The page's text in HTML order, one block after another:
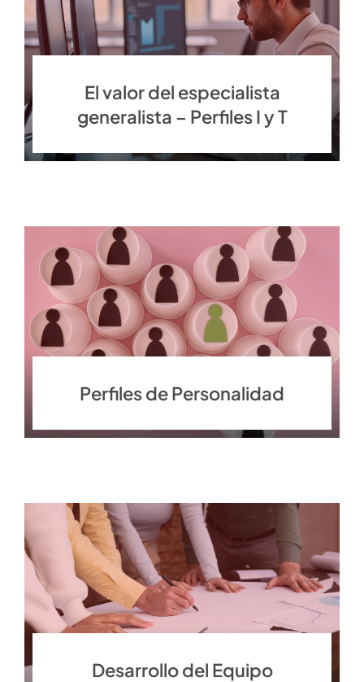
El valor del especialista
generalista – Perfiles I y T
Perfiles de Personalidad
Desarrollo del Equipo